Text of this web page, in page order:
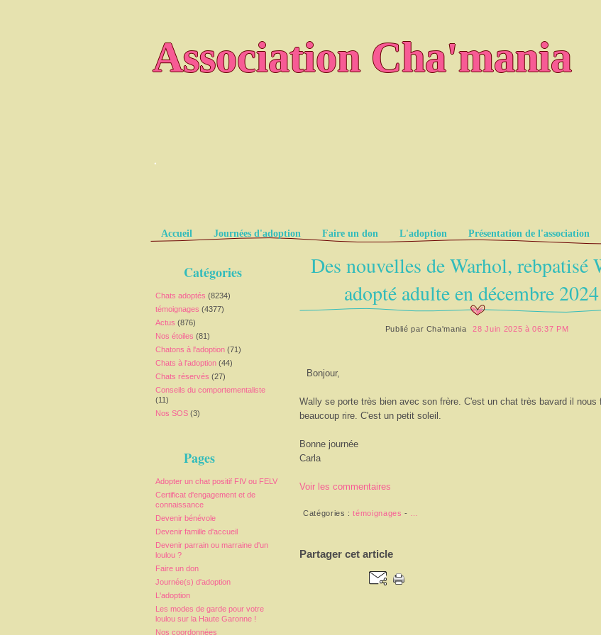
Association Cha'mania
.
Pages
Accueil Journées d'adoption Faire un don L'adoption Présentation de l'association
Catégories
Chats adoptés (8234)
témoignages (4377)
Actus (876)
Nos étoiles (81)
Chatons à l'adoption (71)
Chats à l'adoption (44)
Chats réservés (27)
Conseils du comportementaliste
(11)
Nos SOS (3)
Pages
Adopter un chat positif FIV ou FELV
Certificat d'engagement et de
connaissance
Devenir bénévole
Devenir famille d'accueil
Devenir parrain ou marraine d'un
loulou ?
Faire un don
Journée(s) d'adoption
L'adoption
Les modes de garde pour votre
loulou sur la Haute Garonne !
Nos coordonnées
Des nouvelles de Warhol, rebpatisé
adopté adulte en décembre
Publié par Cha'mania 28 Juin 2025 à 06:37 PM
Bonjour,
Wally se porte très bien avec son frère. C'est un chat très bavard il nous
beaucoup rire. C'est un petit soleil.
Bonne journée
Carla
Voir les commentaires
Catégories :témoignages -
Partager cet article